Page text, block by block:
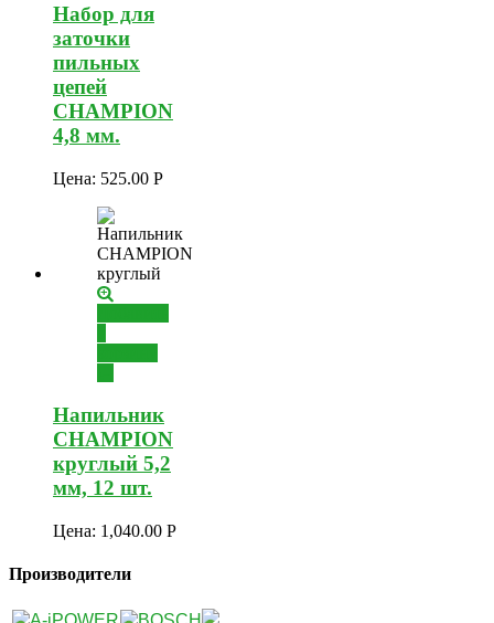
Набор для
заточки
пильных
цепей
CHAMPION
4,8 мм.
Цена: 525.00 Р
Напильник
CHAMPION
круглый 5,2
мм, 12 шт.
Цена: 1,040.00 Р
Производители